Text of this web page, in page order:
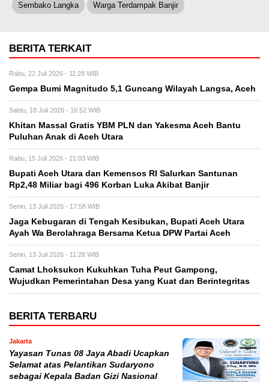
Sembako Langka Warga Terdampak Banjir
BERITA TERKAIT
Rabu, 22 Juli 2026 - 11:28 WIB
Gempa Bumi Magnitudo 5,1 Guncang Wilayah Langsa, Aceh
Sabtu, 18 Juli 2026 - 16:52 WIB
Khitan Massal Gratis YBM PLN dan Yakesma Aceh Bantu
Puluhan Anak di Aceh Utara
Rabu, 15 Juli 2026 - 21:03 WIB
Bupati Aceh Utara dan Kemensos RI Salurkan Santunan
Rp2,48 Miliar bagi 496 Korban Luka Akibat Banjir
Senin, 13 Juli 2026 - 17:58 WIB
Jaga Kebugaran di Tengah Kesibukan, Bupati Aceh Utara
Ayah Wa Berolahraga Bersama Ketua DPW Partai Aceh
Senin, 13 Juli 2026 - 11:28 WIB
Camat Lhoksukon Kukuhkan Tuha Peut Gampong,
Wujudkan Pemerintahan Desa yang Kuat dan Berintegritas
BERITA TERBARU
Jakarta
Yayasan Tunas 08 Jaya Abadi Ucapkan
Selamat atas Pelantikan Sudaryono
sebagai Kepala Badan Gizi Nasional